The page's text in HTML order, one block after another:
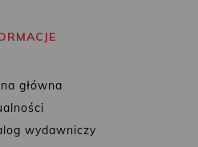
główna
wydawniczy